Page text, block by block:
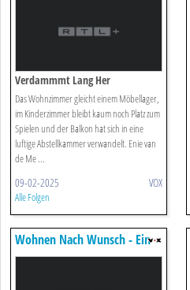
Verdammmt Lang Her
Das Wohnzimmer gleicht einem Möbellager,
im Kinderzimmer bleibt kaum noch Platz zum
Spielen und der Balkon hat sich in eine
luftige Abstellkammer verwandelt. Enie van
de Me ...
09-02-2025 VOX
Alle Folgen
Wohnen Nach Wunsch - Ein
Duo Für Vier Wände